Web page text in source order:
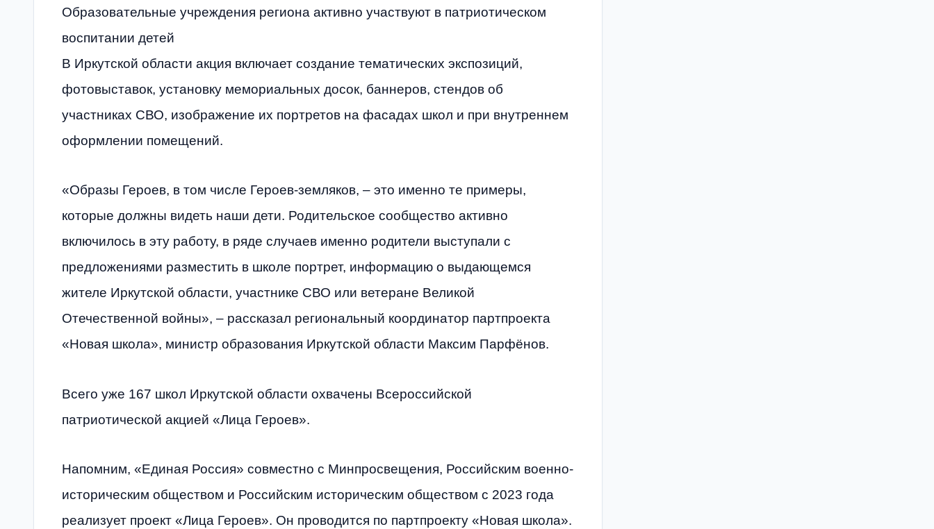
Образовательные учреждения региона активно участвуют в патриотическом
воспитании детей
В Иркутской области акция включает создание тематических экспозиций,
фотовыставок, установку мемориальных досок, баннеров, стендов об
участниках СВО, изображение их портретов на фасадах школ и при внутреннем
оформлении помещений.
«Образы Героев, в том числе Героев-земляков, – это именно те примеры,
которые должны видеть наши дети. Родительское сообщество активно
включилось в эту работу, в ряде случаев именно родители выступали с
предложениями разместить в школе портрет, информацию о выдающемся
жителе Иркутской области, участнике СВО или ветеране Великой
Отечественной войны», – рассказал региональный координатор партпроекта
«Новая школа», министр образования Иркутской области Максим Парфёнов.
Всего уже 167 школ Иркутской области охвачены Всероссийской
патриотической акцией «Лица Героев».
Напомним, «Единая Россия» совместно с Минпросвещения, Российским военно-
историческим обществом и Российским историческим обществом с 2023 года
реализует проект «Лица Героев». Он проводится по партпроекту «Новая школа».